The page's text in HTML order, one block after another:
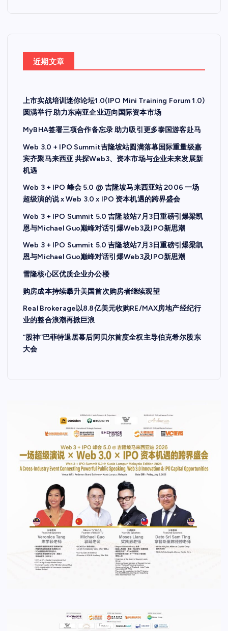
近期文章
上市实战培训迷你论坛1.0(IPO Mini Training Forum 1.0)
圆满举行 助力东南亚企业迈向国际资本市场
MyBHA签署三项合作备忘录 助力吸引更多泰国游客赴马
Web 3.0 + IPO Summit吉隆坡站圆满落幕国际重量级嘉
宾齐聚马来西亚 共探Web3、资本市场与企业未来发展新
机遇
Web 3 + IPO 峰会 5.0 @ 吉隆坡马来西亚站 2006 一场
超级演的说 x Web 3.0 x IPO 资本机遇的跨界盛会
Web 3 + IPO Summit 5.0 吉隆坡站7月3日重磅引爆梁凯
恩与Michael Guo巅峰对话引爆Web3及IPO新思潮
Web 3 + IPO Summit 5.0 吉隆坡站7月3日重磅引爆梁凯
恩与Michael Guo巅峰对话引爆Web3及IPO新思潮
雪隆核心区优质企业办公楼
购房成本持续攀升美国首次购房者继续观望
Real Brokerage以8.8亿美元收购RE/MAX房地产经纪行
业的整合浪潮再掀巨浪
“股神”巴菲特退居幕后阿贝尔首度全权主导伯克希尔股东
大会